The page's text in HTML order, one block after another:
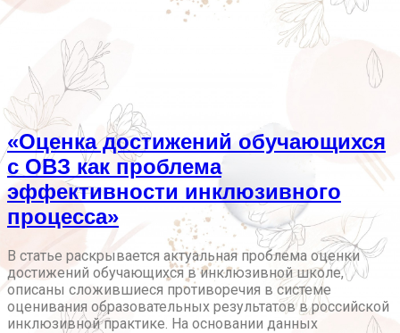
«Оценка достижений обучающихся
с ОВЗ как проблема
эффективности инклюзивного
процесса»
В статье раскрывается актуальная проблема оценки
достижений обучающихся в инклюзивной школе,
описаны сложившиеся противоречия в системе
оценивания образовательных результатов в российской
инклюзивной практике. На основании данных